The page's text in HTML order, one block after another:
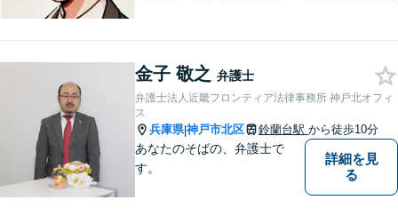
生後の手続き・トラブル対応
までワンストップで対応【オ
ンライン面談OK】
金子 敬之 弁護士
弁護士法人近畿フロンティア法律事務所 神戸北オフィ
ス
兵庫県|神戸市北区 鈴蘭台駅 から徒歩10分
あなたのそばの、弁護士で
す。
詳細を見
る